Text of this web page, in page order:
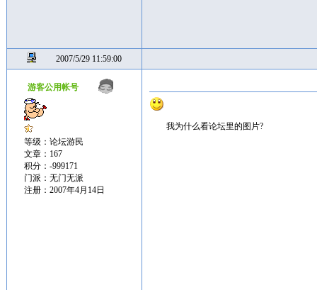
2007/5/29 11:59:00
游客公用帐号
等级：论坛游民
文章：167
积分：-999171
门派：无门无派
注册：2007年4月14日
我为什么看论坛里的图片?